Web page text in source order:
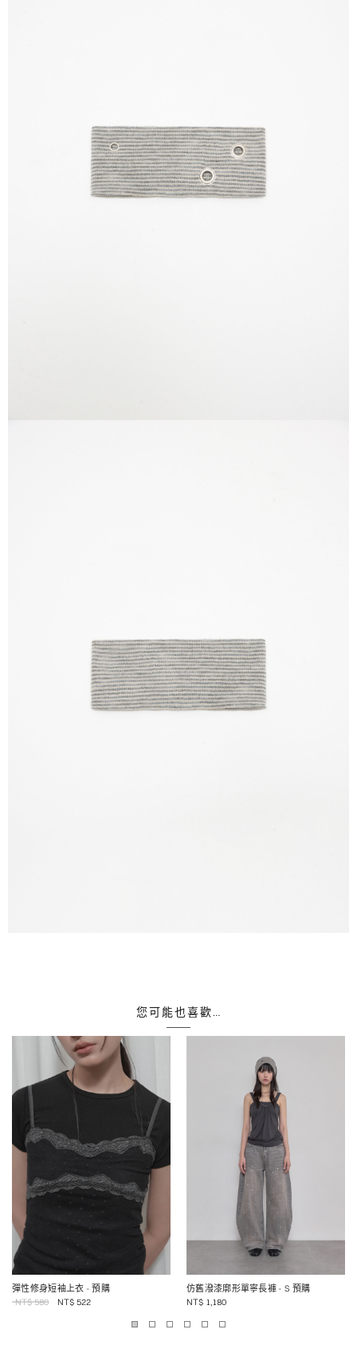
您可能也喜歡…
彈性修身短袖上衣 - 預購
NT$ 580 NT$ 522
仿舊潑漆廓形單寧長褲 - S 預購
NT$ 1,180